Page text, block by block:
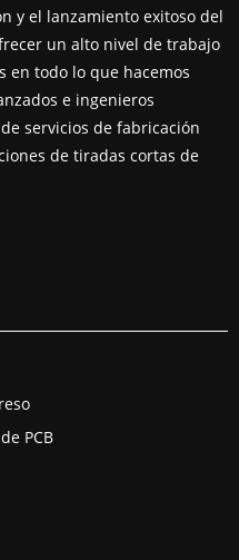
y el lanzamiento exitoso del
un alto nivel de trabajo
en todo lo que hacemos
e ingenieros
servicios de fabricación
de tiradas cortas de
PCB